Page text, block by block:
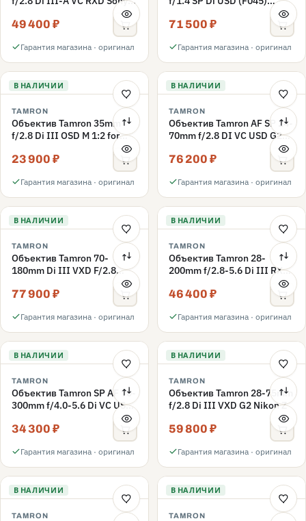
49 400 ₽
Гарантия магазина · оригинал
71 500 ₽
Гарантия магазина · оригинал
В НАЛИЧИИ
TAMRON
Объектив Tamron 35mm
f/2.8 Di III OSD M 1:2 for
23 900 ₽
Гарантия магазина · оригинал
В НАЛИЧИИ
TAMRON
Объектив Tamron AF SP 24-
70mm f/2.8 DI VC USD G2
(A032) Nikon F, черный
76 200 ₽
Гарантия магазина · оригинал
В НАЛИЧИИ
TAMRON
Объектив Tamron 70-
180mm Di III VXD F/2.8
77 900 ₽
Гарантия магазина · оригинал
В НАЛИЧИИ
TAMRON
Объектив Tamron 28-
200mm f/2.8-5.6 Di III RXD
46 400 ₽
Гарантия магазина · оригинал
В НАЛИЧИИ
TAMRON
Объектив Tamron SP AF 70-
300mm f/4.0-5.6 Di VC USD
34 300 ₽
Гарантия магазина · оригинал
В НАЛИЧИИ
TAMRON
Объектив Tamron 28-75mm
f/2.8 Di III VXD G2 Nikon Z
59 800 ₽
Гарантия магазина · оригинал
В НАЛИЧИИ
TAMRON
В НАЛИЧИИ
TAMRON